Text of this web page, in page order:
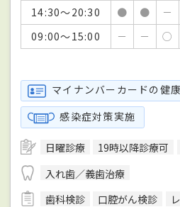
14:30～20:30
● ● －
09:00～15:00
－ － ○
マイナンバーカードの健
感染症対策実施
日曜診療 19時以降診療可
入れ歯／義歯治療
歯科検診
口腔がん検診